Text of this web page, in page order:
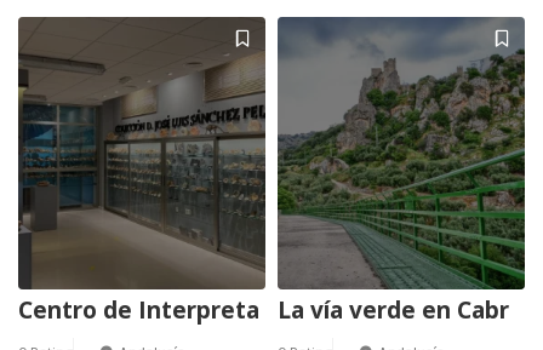
Centro de Interpreta La vía verde en Cabr